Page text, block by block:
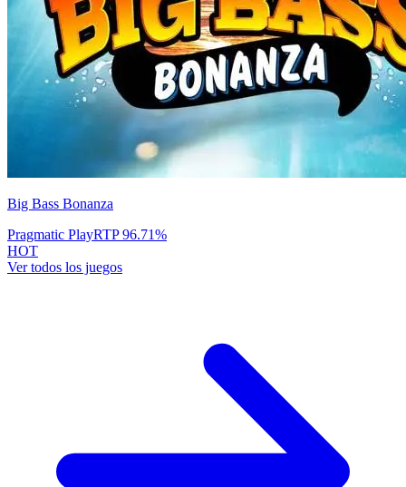
Big Bass Bonanza
Pragmatic PlayRTP96.71%
HOT
Ver todos los juegos